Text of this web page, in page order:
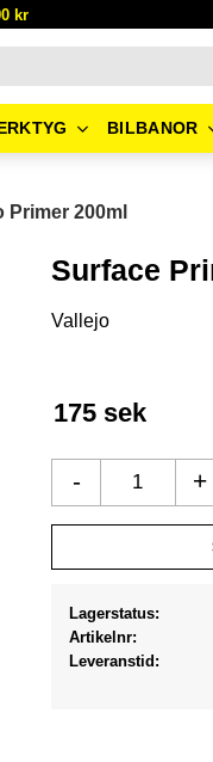
kr
BILBANOR
Primer 200ml
Surface
Vallejo
175 sek
+
-
Lagerstatus
Artikelnr
Leveranstid